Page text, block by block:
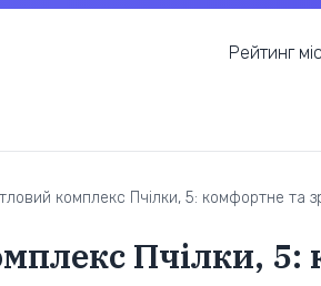
Рейтинг
комплекс Пчілки, 5: комфортне та
Пчілки, 5: